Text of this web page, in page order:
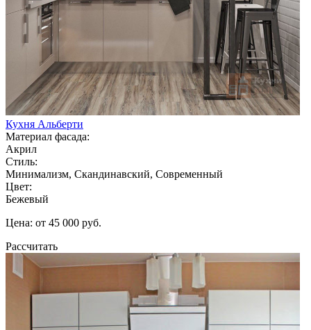
Кухня Альберти
Материал фасада:
Акрил
Стиль:
Минимализм, Скандинавский, Современный
Цвет:
Бежевый
Цена: от 45 000 руб.
Рассчитать